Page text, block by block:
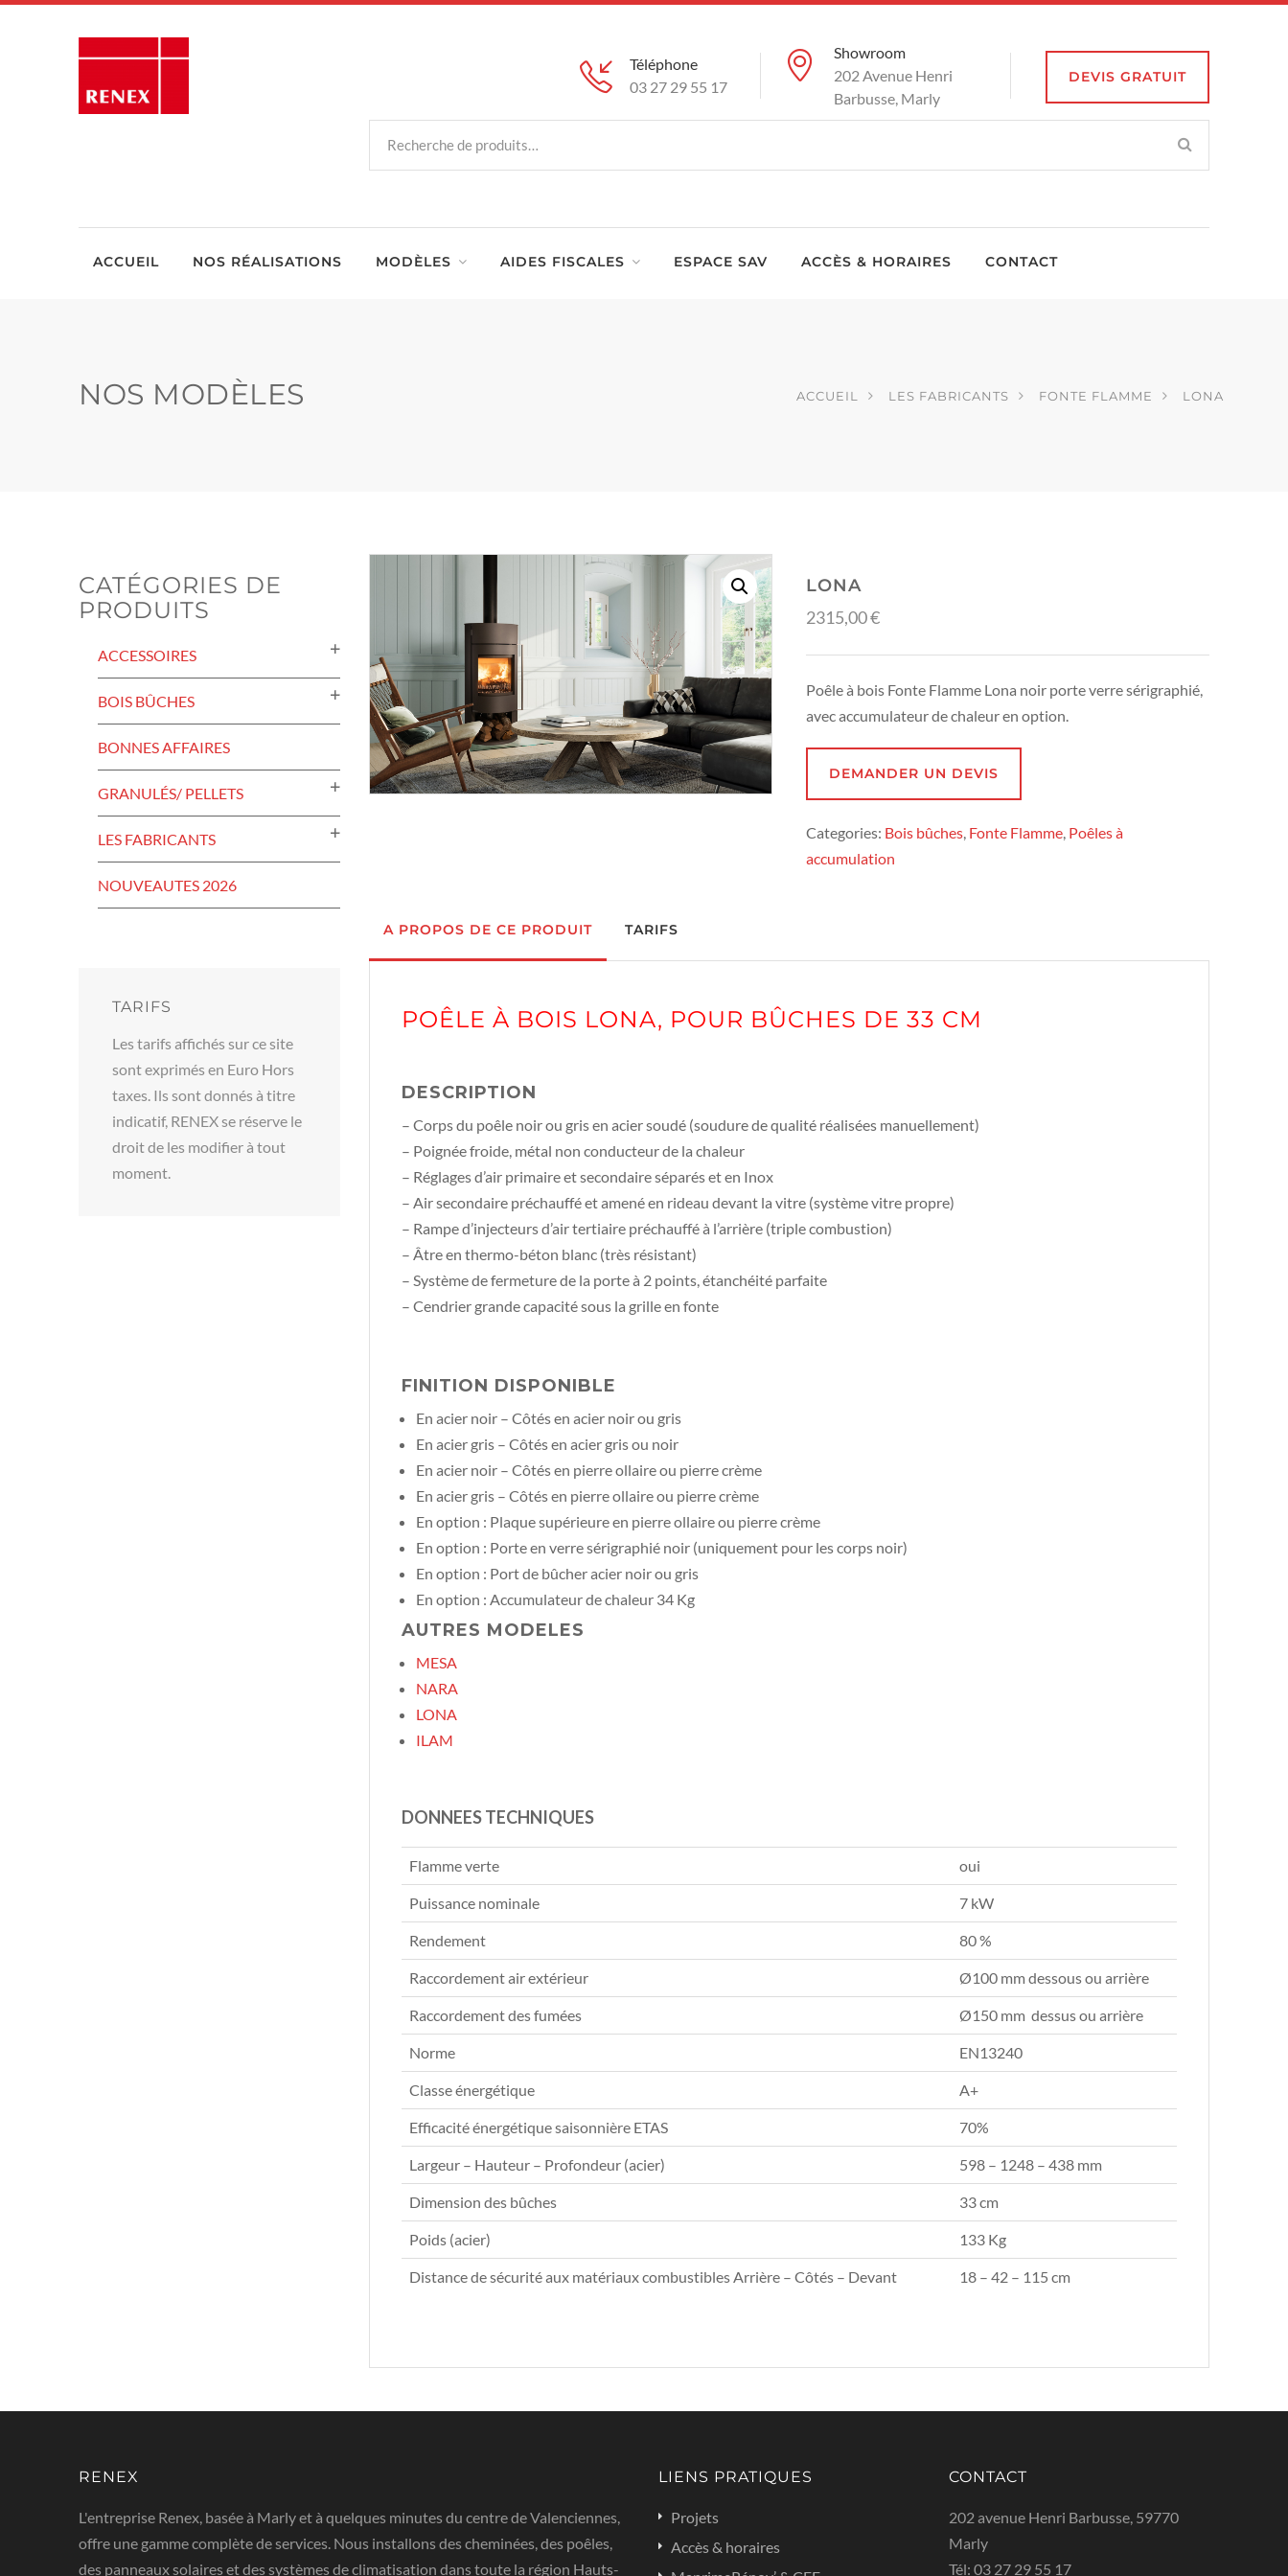
Téléphone
03 27 29 55 17
Showroom
202 Avenue Henri
Barbusse, Marly
DEVIS GRATUIT
ACCUEIL NOS RÉALISATIONS MODÈLES AIDES FISCALES ESPACE SAV ACCÈS & HORAIRES CONTACT
NOS MODÈLES ACCUEIL LES FABRICANTS FONTE FLAMME LONA
LONA
2315,00€
Poêle à bois Fonte Flamme Lona noir porte verre sérigraphié,
avec accumulateur de chaleur en option.
DEMANDER UN DEVIS
Categories: Bois bûches, Fonte Flamme, Poêles à
accumulation
A PROPOS DE CE PRODUIT TARIFS
POÊLE À BOIS LONA, POUR BÛCHES DE 33 CM
DESCRIPTION
– Corps du poêle noir ou gris en acier soudé (soudure de qualité réalisées manuellement)
– Poignée froide, métal non conducteur de la chaleur
– Réglages d’air primaire et secondaire séparés et en Inox
– Air secondaire préchauffé et amené en rideau devant la vitre (système vitre propre)
– Rampe d’injecteurs d’air tertiaire préchauffé à l’arrière (triple combustion)
– Âtre en thermo-béton blanc (très résistant)
– Système de fermeture de la porte à 2 points, étanchéité parfaite
– Cendrier grande capacité sous la grille en fonte
FINITION DISPONIBLE
En acier noir – Côtés en acier noir ou gris
En acier gris – Côtés en acier gris ou noir
En acier noir – Côtés en pierre ollaire ou pierre crème
En acier gris – Côtés en pierre ollaire ou pierre crème
En option : Plaque supérieure en pierre ollaire ou pierre crème
En option : Porte en verre sérigraphié noir (uniquement pour les corps noir)
En option : Port de bûcher acier noir ou gris
En option : Accumulateur de chaleur 34 Kg
AUTRES MODELES
MESA
NARA
LONA
ILAM
DONNEES TECHNIQUES
Flamme verte oui
Puissance nominale 7 kW
Rendement 80 %
Raccordement air extérieur Ø100 mm dessous ou arrière
Raccordement des fumées Ø150 mm dessus ou arrière
Norme EN13240
Classe énergétique A+
Efficacité énergétique saisonnière ETAS 70%
Largeur – Hauteur – Profondeur (acier) 598 – 1248 – 438 mm
Dimension des bûches 33 cm
Poids (acier) 133 Kg
Distance de sécurité aux matériaux combustibles Arrière – Côtés – Devant 18 – 42 – 115 cm
CATÉGORIES DE
PRODUITS
ACCESSOIRES
BOIS BÛCHES
BONNES AFFAIRES
GRANULÉS/ PELLETS
LES FABRICANTS
NOUVEAUTES 2026
TARIFS
Les tarifs affichés sur ce site
sont exprimés en Euro Hors
taxes. Ils sont donnés à titre
indicatif, RENEX se réserve le
droit de les modifier à tout
moment.
RENEX
L'entreprise Renex, basée à Marly et à quelques minutes du centre de Valenciennes,
offre une gamme complète de services. Nous installons des cheminées, des poêles,
des panneaux solaires et des systèmes de climatisation dans toute la région Hauts-
LIENS PRATIQUES
Projets
Accès & horaires
CONTACT
202 avenue Henri Barbusse, 59770
Marly
Tél: 03 27 29 55 17